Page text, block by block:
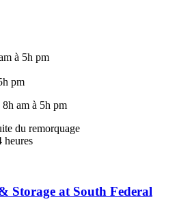
à 5h pm
pm
am à 5h pm
du remorquage
heures
Storage at South Federal